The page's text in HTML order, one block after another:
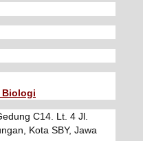
Biologi
C14. Lt. 4 Jl.
Kota SBY, Jawa